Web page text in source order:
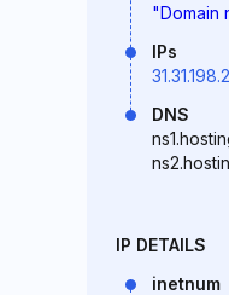
"Domain
IPs
DNS
IP DETAILS
inetnum